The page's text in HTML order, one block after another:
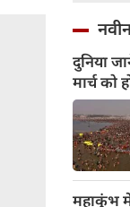
दुनिया
मार्च को
महाकुंभ